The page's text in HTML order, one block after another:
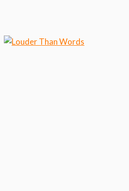
weten over ons cookiegebruik.